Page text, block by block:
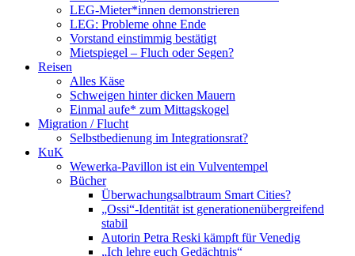
LEG-Mieter*innen demonstrieren
LEG: Probleme ohne Ende
Vorstand einstimmig bestätigt
Mietspiegel – Fluch oder Segen?
Reisen
Alles Käse
Schweigen hinter dicken Mauern
Einmal aufe* zum Mittagskogel
Migration / Flucht
Selbstbedienung im Integrationsrat?
KuK
Wewerka-Pavillon ist ein Vulventempel
Bücher
Überwachungsalbtraum Smart Cities?
„Ossi“-Identität ist generationenübergreifend
stabil
Autorin Petra Reski kämpft für Venedig
„Ich lehre euch Gedächtnis“